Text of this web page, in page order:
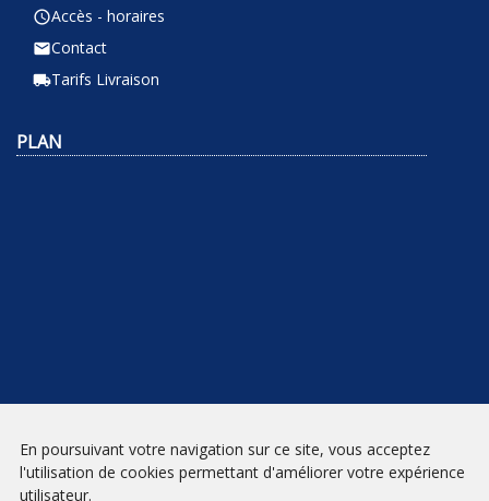
query_builderAccès - horaires
emailContact
local_shippingTarifs Livraison
PLAN
NEWSLETTER
En poursuivant votre navigation sur ce site, vous acceptez
l'utilisation de cookies permettant d'améliorer votre expérience
utilisateur.